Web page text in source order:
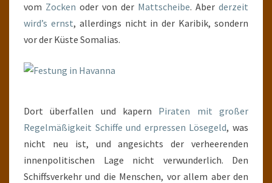
vom Zocken oder von der Mattscheibe. Aber derzeit
wird’s ernst, allerdings nicht in der Karibik, sondern
vor der Küste Somalias.
Dort überfallen und kapern Piraten mit großer
Regelmäßigkeit Schiffe und erpressen Lösegeld, was
nicht neu ist, und angesichts der verheerenden
innenpolitischen Lage nicht verwunderlich. Den
Schiffsverkehr und die Menschen, vor allem aber den